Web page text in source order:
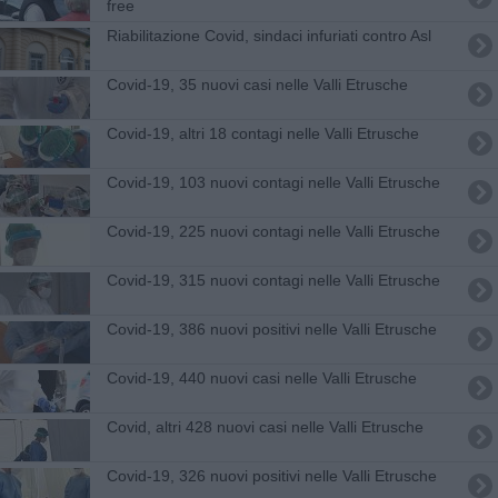
free
Riabilitazione Covid, sindaci infuriati contro Asl
Covid-19, 35 nuovi casi nelle Valli Etrusche
Covid-19, altri 18 contagi nelle Valli Etrusche
Covid-19, 103 nuovi contagi nelle Valli Etrusche
Covid-19, 225 nuovi contagi nelle Valli Etrusche
Covid-19, 315 nuovi contagi nelle Valli Etrusche
Covid-19, 386 nuovi positivi nelle Valli Etrusche
Covid-19, 440 nuovi casi nelle Valli Etrusche
Covid, altri 428 nuovi casi nelle Valli Etrusche
Covid-19, 326 nuovi positivi nelle Valli Etrusche